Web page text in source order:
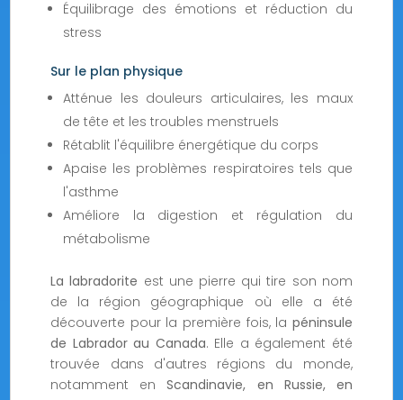
Équilibrage des émotions et réduction du
stress
Sur le plan physique
Atténue les douleurs articulaires, les maux
de tête et les troubles menstruels
Rétablit l'équilibre énergétique du corps
Apaise les problèmes respiratoires tels que
l'asthme
Améliore la digestion et régulation du
métabolisme
La labradorite est une pierre qui tire son nom
de la région géographique où elle a été
découverte pour la première fois, la péninsule
de Labrador au Canada. Elle a également été
trouvée dans d'autres régions du monde,
notamment en Scandinavie, en Russie, en